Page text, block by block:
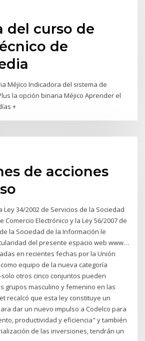
del curso de
de
Méjico Indicadora del sistema de
la opción binaria Méjico Aprender el
+
de acciones
Ley 34/2002 de Servicios de la Sociedad
Comercio Electrónico y la Ley 56/2007 de
la Sociedad de la Información le
del presente espacio web www…
en recientes fechas por la Unión
equipo de la nueva categoría
solo otros cinco conjuntos pueden
grupos masculino y femenino en las
recalcó que esta ley constituye un
dar un nuevo impulso a Codelco para
productividad y eficiencia" y también
de las inversiones, tendrán un